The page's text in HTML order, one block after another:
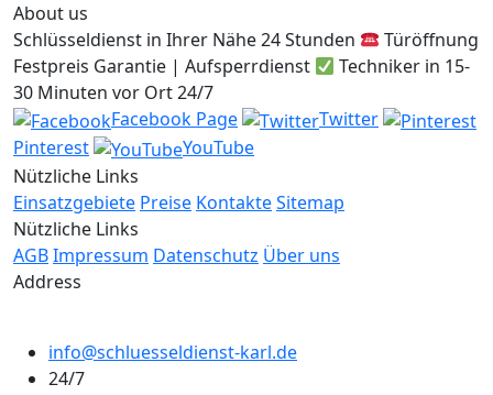
About us
Schlüsseldienst in Ihrer Nähe 24 Stunden
Türöffnung
Festpreis Garantie | Aufsperrdienst
Techniker in 15-
30 Minuten vor Ort 24/7
Facebook Page
Twitter
Pinterest
YouTube
Nützliche Links
Einsatzgebiete Preise KontakteSitemap
Nützliche Links
AGBImpressum Datenschutz Über uns
Address
info@schluesseldienst-karl.de
24/7